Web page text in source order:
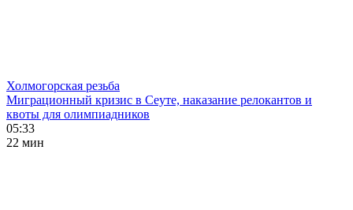
Холмогорская резьба
Миграционный кризис в Сеуте, наказание релокантов и
квоты для олимпиадников
05:33
22 мин